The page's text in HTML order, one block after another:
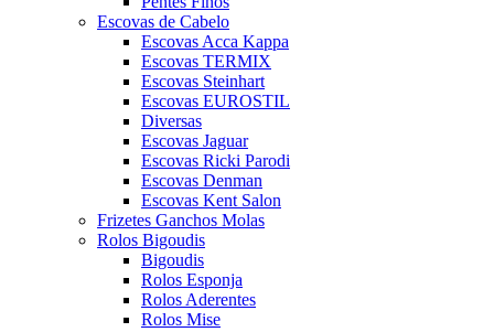
Escovas de Cabelo
Escovas Acca Kappa
Escovas TERMIX
Escovas Steinhart
Escovas EUROSTIL
Diversas
Escovas Jaguar
Escovas Ricki Parodi
Escovas Denman
Escovas Kent Salon
Frizetes Ganchos Molas
Rolos Bigoudis
Bigoudis
Rolos Esponja
Rolos Aderentes
Rolos Mise